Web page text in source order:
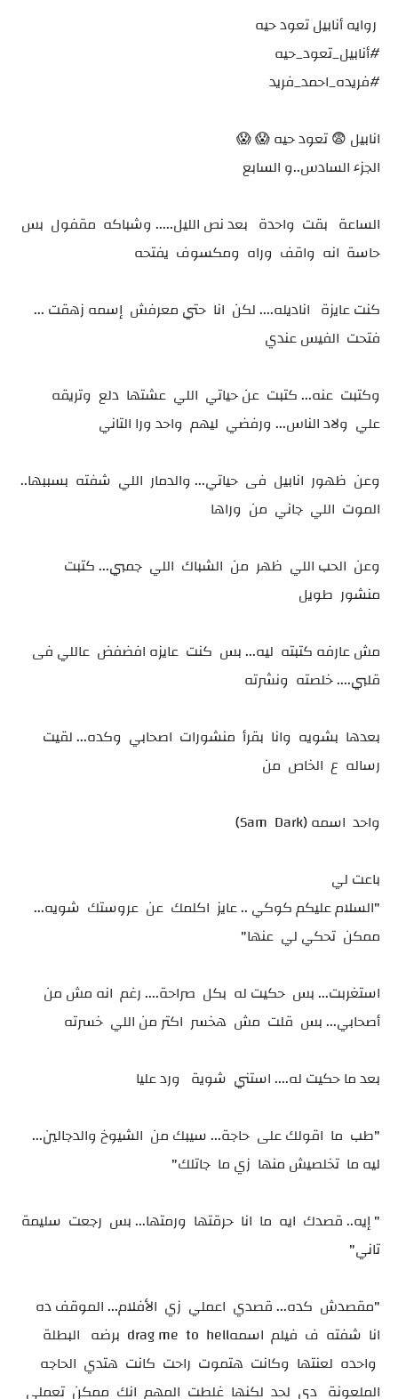
روايه أنابيل تعود حيه
#أنابيل_تعود_حيه
#فريده_احمد_فريد
انابيل 😨 تعود حيه 😱 😱
الجزء السادس..و السابع
الساعة بقت واحدة بعد نص الليل..... وشباكه مقفول بس
حاسة انه واقف وراه ومكسوف يفتحه
كنت عايزة اناديله.... لكن انا حتي معرفش إسمه زهقت ...
فتحت الفيس عندي
وكتبت عنه... كتبت عن حياتي اللي عشتها دلع وتريقه
علي ولاد الناس... ورفضي ليهم واحد ورا التاني
وعن ظهور انابيل فى حياتي... والدمار اللي شفته بسببها..
الموت اللي جاني من وراها
وعن الحب اللي ظهر من الشباك اللي جمبي... كتبت
منشور طويل
مش عارفه كتبته ليه... بس كنت عايزه افضفض عاللي فى
قلبي.... خلصته ونشرته
بعدها بشويه وانا بقرأ منشورات اصحابي وكده... لقيت
رساله ع الخاص من
واحد اسمه (Sam Dark)
باعت لي
"السلام عليكم كوكي .. عايز اكلمك عن عروستك شويه...
ممكن تحكي لي عنها"
استغربت... بس حكيت له بكل صراحة.... رغم انه مش من
أصحابي... بس قلت مش هخسر اكتر من اللي خسرته
بعد ما حكيت له.... استني شوية ورد عليا
"طب ما اقولك على حاجة... سيبك من الشيوخ والدجالين...
ليه ما تخلصيش منها زي ما جاتلك"
" إيه.. قصدك ايه ما انا حرقتها ورمتها... بس رجعت سليمة
تاني"
"مقصدش كده... قصدي اعملي زي الأفلام... الموقف ده
انا شفته ف فيلم اسمهdrag me to hell برضه البطلة
واحده لعنتها وكانت هتموت راحت كانت هتدي الحاجه
الملعونة دي لحد لكنها غلطت المهم انك ممكن تعملي